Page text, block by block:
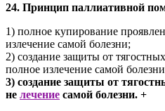
24. Принцип паллиативной
1) полное купирование
излечение самой болезни;
2) создание защиты от
полное излечение самой
3) создание защиты от
не лечение самой болезни. +